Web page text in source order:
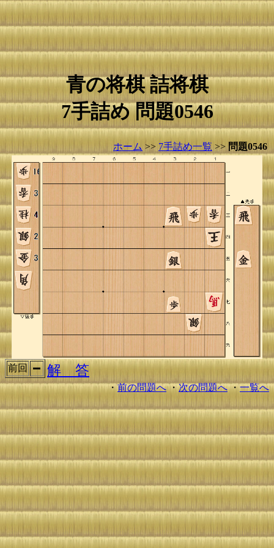
青の将棋 詰将棋
7手詰め 問題0546
ホーム >> 7手詰め一覧 >> 問題0546
前回 解 答
・前の問題へ・次の問題へ・一覧へ